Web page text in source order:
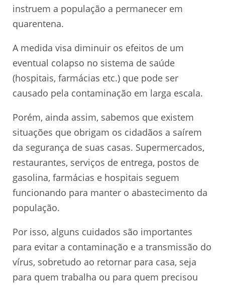
instruem a população a permanecer em
quarentena.
A medida visa diminuir os efeitos de um
eventual colapso no sistema de saúde
(hospitais, farmácias etc.) que pode ser
causado pela contaminação em larga escala.
Porém, ainda assim, sabemos que existem
situações que obrigam os cidadãos a saírem
da segurança de suas casas. Supermercados,
restaurantes, serviços de entrega, postos de
gasolina, farmácias e hospitais seguem
funcionando para manter o abastecimento da
população.
Por isso, alguns cuidados são importantes
para evitar a contaminação e a transmissão do
vírus, sobretudo ao retornar para casa, seja
para quem trabalha ou para quem precisou